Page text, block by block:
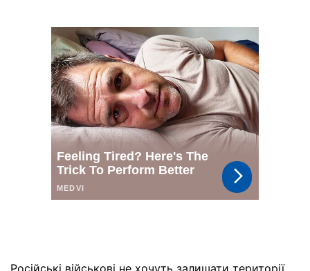
Російські військові не хочуть залишати території,